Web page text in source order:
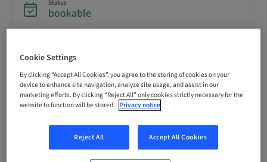
Status
bookable
Registration deadline
20. Sep 2026 (UTC+9)
Price per Participant (local taxes apply)
JPY 50000.00
Language
Cookie Settings
By clicking “Accept All Cookies”, you agree to the storing of cookies on your
device to enhance site navigation, analyze site usage, and assist in our
marketing efforts. By clicking “Reject All” only cookies strictly necessary for the
website to function will be stored. Privacy notice
Reject All Accept All Cookies